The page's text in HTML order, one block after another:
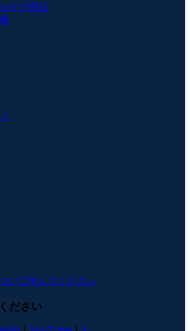
ケア用品
いて学んでください
ださい